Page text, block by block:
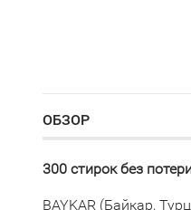
ОБЗОР
300 стирок без
BAYKAR (Байкар,